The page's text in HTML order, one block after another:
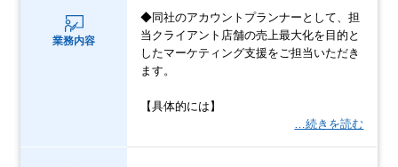
業務内容
◆同社のアカウントプランナーとして、担
当クライアント店舗の売上最大化を目的と
したマーケティング支援をご担当いただき
ます。
【具体的には】
…続きを読む